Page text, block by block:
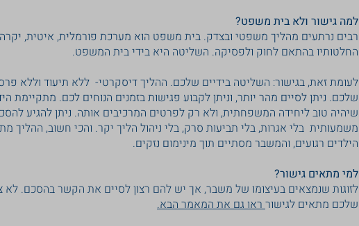
למה גישור ולא בית משפט?
רבים נרתעים מהליך משפטי ובצדק. בית משפט הוא מערכת פורמלית, איטית,
החלטותיו בהתאם לחוק ולפסיקה. השליטה היא בידי בית המשפט.
לעומת זאת, בגישור: השליטה בידיים שלכם. ההליך דיסקרטי- ללא תיעוד וללא
שלכם. ניתן לסיים מהר יותר, וניתן לקבוע פגישות בזמנים הנוחים לכם. מתקיימת
שיהיה טוב ליחידה המשפחתית, ולא רק לפרטים המרכיבים אותה. ניתן להגיע
משמעותית בלי אגרות, בלי תביעות סרק, בלי ניהול הליך יקר. והכי חשוב,
הילדים רגועים, והמשבר מסתיים תוך מינימום נזקים.
למי מתאים גישור?
לזוגות שנמצאים בעיצומו של משבר, אך יש להם רצון לסיים את הקשר בהסכם.
שלכם מתאים לגישורראו גם את המאמר הבא.